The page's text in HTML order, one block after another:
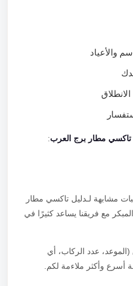
مطار برج العرب:
مشابهة لـدليل تاكسي مطار
مع فريقنا يساعد كثيرًا في
عدد الركاب، أي
وأكثر ملاءمة لكم.